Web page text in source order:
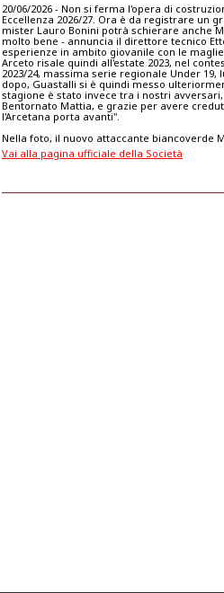
20/06/2026 - Non si ferma l'opera di
Eccellenza 2026/27. Ora è da registrare un
mister Lauro Bonini potrà schierare anche
molto bene - annuncia il direttore tecnico
esperienze in ambito giovanile con le
Arceto risale quindi all'estate 2023, nel
2023/24, massima serie regionale Under
dopo, Guastalli si è quindi messo
stagione è stato invece tra i nostri
Bentornato Mattia, e grazie per avere
l'Arcetana porta avanti".
Nella foto, il nuovo attaccante biancoverde
Vai alla pagina ufficiale della Società